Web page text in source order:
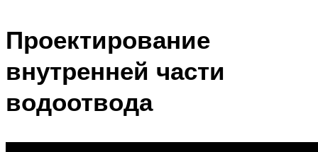
Проектирование
внутренней части
водоотвода